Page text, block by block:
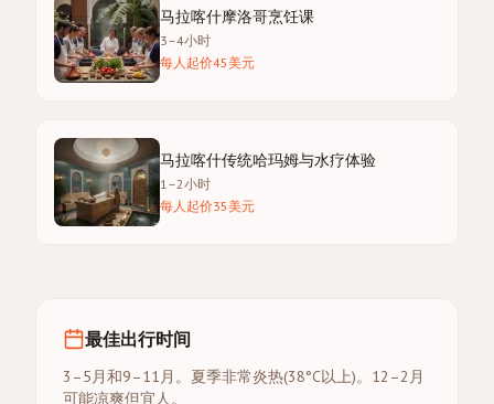
马拉喀什摩洛哥烹饪课
3–4小时
每人起价45美元
马拉喀什传统哈玛姆与水疗体验
1–2小时
每人起价35美元
最佳出行时间
3–5月和9–11月。夏季非常炎热(38°C以上)。12–2月
可能凉爽但宜人。